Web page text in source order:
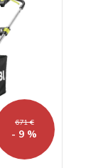
671 €
- 9 %